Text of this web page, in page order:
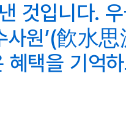
것입니다.
사원’(飮水
혜택을 기억